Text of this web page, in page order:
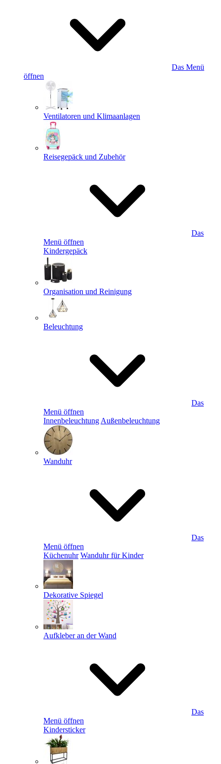
Das Menü
öffnen
Ventilatoren und Klimaanlagen
Reisegepäck und Zubehör
Das
Menü öffnen
Kindergepäck
Organisation und Reinigung
Beleuchtung
Das
Menü öffnen
Innenbeleuchtung Außenbeleuchtung
Wanduhr
Das
Menü öffnen
Küchenuhr Wanduhr für Kinder
Dekorative Spiegel
Aufkleber an der Wand
Das
Menü öffnen
Kindersticker